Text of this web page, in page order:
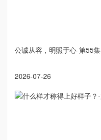
公诚从容，明照于心-第55集
2026-07-26